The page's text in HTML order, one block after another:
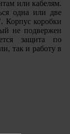
или кабелям.
одна или две
Корпус коробки
не подвержен
защита по
так и работу в